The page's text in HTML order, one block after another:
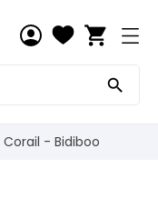
shopping_cart

- Bidiboo